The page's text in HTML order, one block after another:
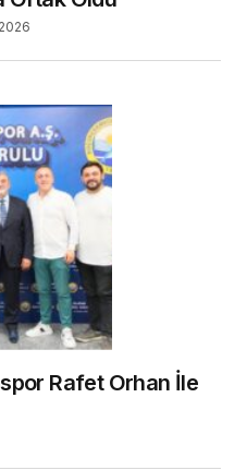
Rafet Orhan İle